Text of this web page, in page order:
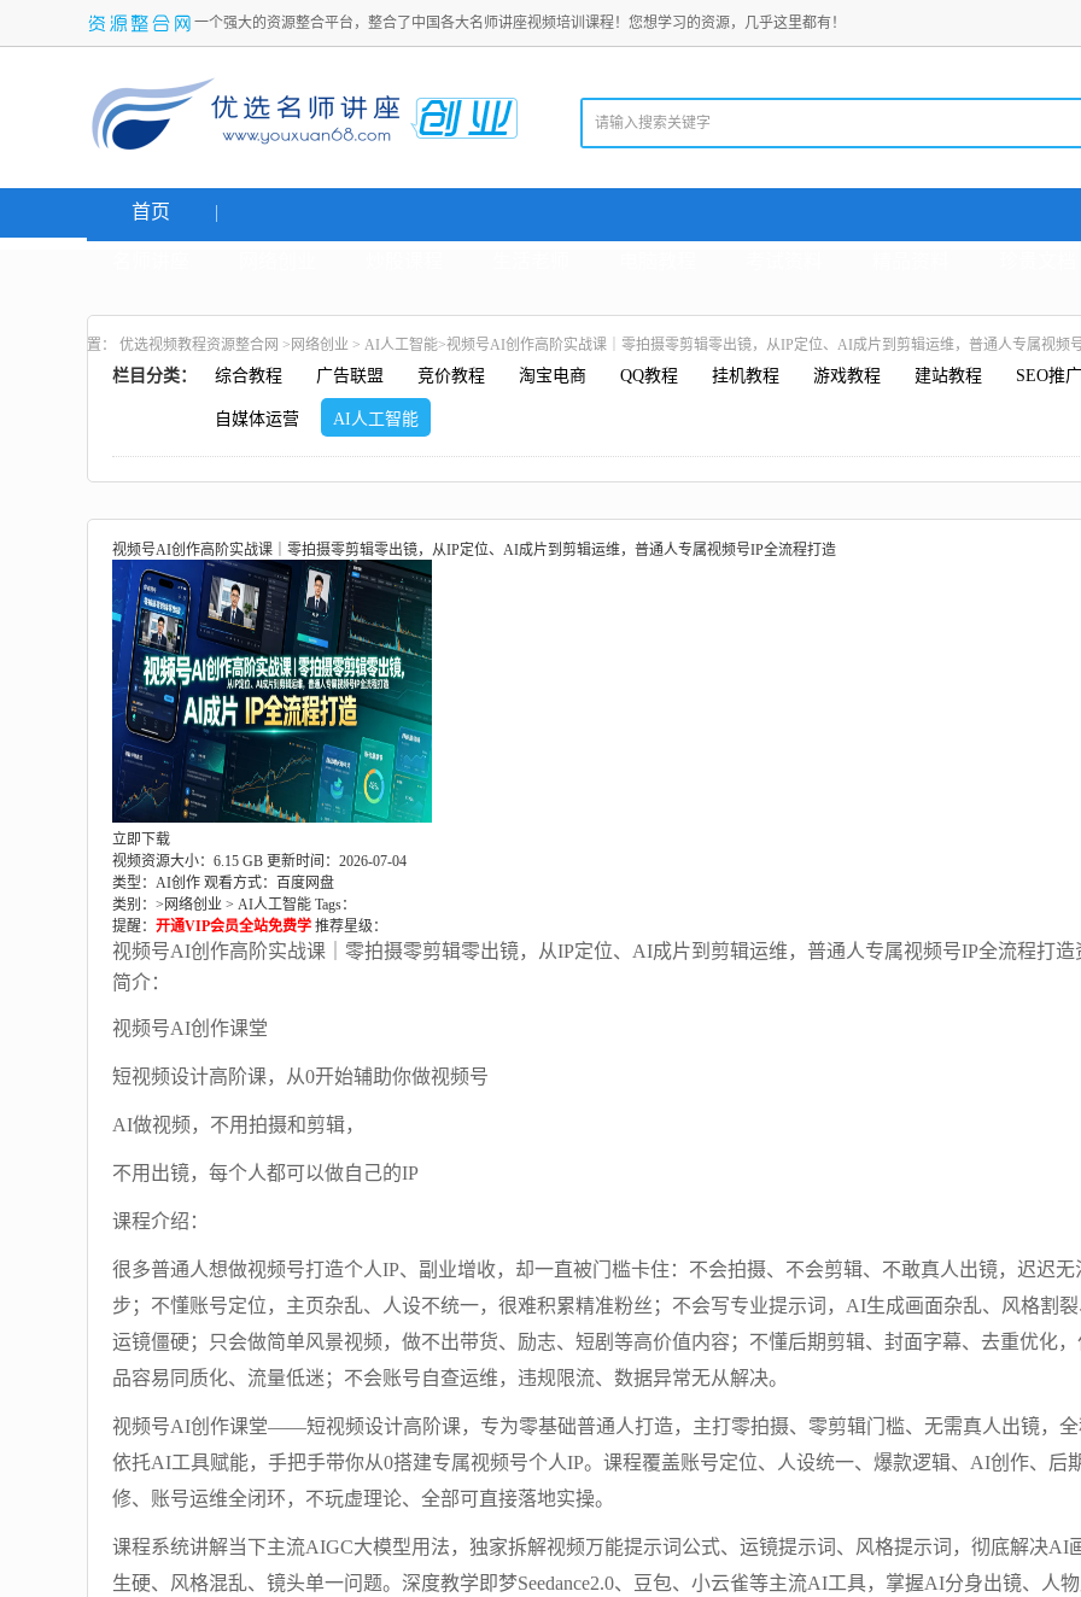
一个强大的资源整合平台，整合了中国各大名师讲座视频培训课程！您想学习的资源，几乎这里都有！
首页
置： 优选视频教程资源整合网 > 网络创业 > AI人工智能>视频号AI创作高阶实战课｜零拍摄零剪辑零出镜，从IP定位、AI成片到剪辑运维，普通人专属视频
栏目分类： 综合教程 广告联盟 竞价教程 淘宝电商 QQ教程 挂机教程 游戏教程 建站教程 SEO推广
自媒体运营 AI人工智能
视频号AI创作高阶实战课｜零拍摄零剪辑零出镜，从IP定位、AI成片到剪辑运维，普通人专属视频号IP全流程打造
立即下载
视频资源大小：6.15 GB 更新时间：2026-07-04
类型：AI创作 观看方式：百度网盘
类别：> 网络创业 > AI人工智能 Tags：
提醒： 开通VIP会员全站免费学 推荐星级：
视频号AI创作高阶实战课｜零拍摄零剪辑零出镜，从IP定位、AI成片到剪辑运维，普通人专属视频号IP全流程打造
简介：
视频号AI创作课堂
短视频设计高阶课，从0开始辅助你做视频号
AI做视频，不用拍摄和剪辑，
不用出镜，每个人都可以做自己的IP
课程介绍：
很多普通人想做视频号打造个人IP、副业增收，却一直被门槛卡住：不会拍摄、不会剪辑、不敢真人出镜，迟迟无
步；不懂账号定位，主页杂乱、人设不统一，很难积累精准粉丝；不会写专业提示词，AI生成画面杂乱、风格割
运镜僵硬；只会做简单风景视频，做不出带货、励志、短剧等高价值内容；不懂后期剪辑、封面字幕、去重优化，
品容易同质化、流量低迷；不会账号自查运维，违规限流、数据异常无从解决。
视频号AI创作课堂——短视频设计高阶课，专为零基础普通人打造，主打零拍摄、零剪辑门槛、无需真人出镜，
依托AI工具赋能，手把手带你从0搭建专属视频号个人IP。课程覆盖账号定位、人设统一、爆款逻辑、AI创作、后
修、账号运维全闭环，不玩虚理论、全部可直接落地实操。
课程系统讲解当下主流AIGC大模型用法，独家拆解视频万能提示词公式、运镜提示词、风格提示词，彻底解决AI
生硬、风格混乱、镜头单一问题。深度教学即梦Seedance2.0、豆包、小云雀等主流AI工具，掌握AI分身出镜、人